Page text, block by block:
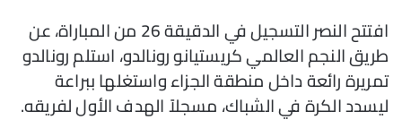
افتتح النصر التسجيل في الدقيقة 26 من المباراة، عن
طريق النجم العالمي كريستيانو رونالدو، استلم رونالدو
تمريرة رائعة داخل منطقة الجزاء واستغلها ببراعة
ليسدد الكرة في الشباك، مسجلاً الهدف الأول لفريقه.